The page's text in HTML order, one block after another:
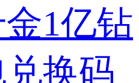
1亿钻
换码